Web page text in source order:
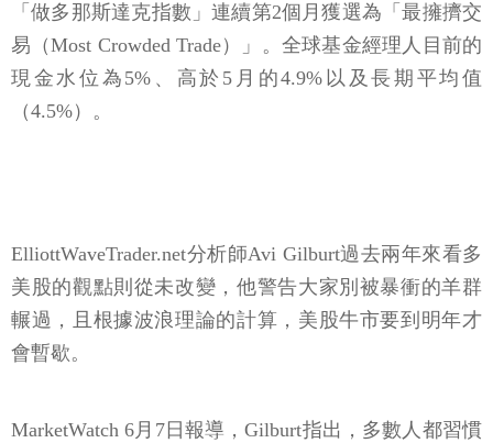
「做多那斯達克指數」連續第2個月獲選為「最擁擠交
易（Most Crowded Trade）」。全球基金經理人目前的
現金水位為5%、高於5月的4.9%以及長期平均值
（4.5%）。
ElliottWaveTrader.net分析師Avi Gilburt過去兩年來看多
美股的觀點則從未改變，他警告大家別被暴衝的羊群
輾過，且根據波浪理論的計算，美股牛市要到明年才
會暫歇。
MarketWatch 6月7日報導，Gilburt指出，多數人都習慣